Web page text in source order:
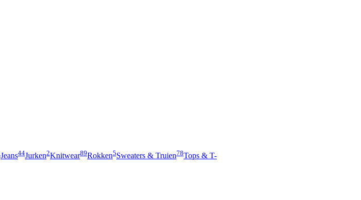
Jeans44Jurken2Knitwear89Rokken5Sweaters & Truien78Tops & T-